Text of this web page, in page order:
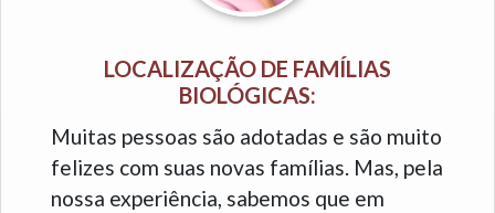
LOCALIZAÇÃO DE FAMÍLIAS
BIOLÓGICAS:
Muitas pessoas são adotadas e são muito
felizes com suas novas famílias. Mas, pela
nossa experiência, sabemos que em